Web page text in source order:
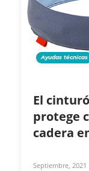
Ayudas técnicas
El
protege
cadera
Septiembre, 2021